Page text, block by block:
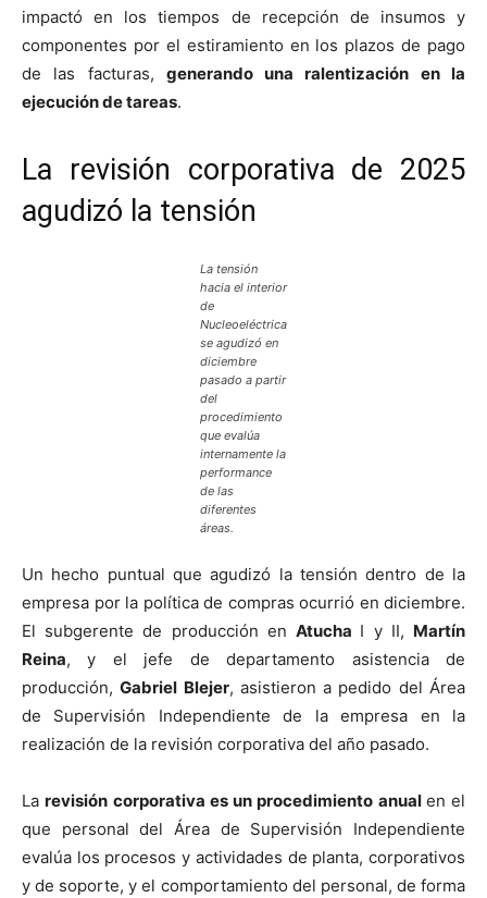
impactó en los tiempos de recepción de insumos y
componentes por el estiramiento en los plazos de pago
de las facturas, generando una ralentización en la
ejecución de tareas.
La revisión corporativa de 2025
agudizó la tensión
La tensión
hacia el interior
de
Nucleoeléctrica
se agudizó en
diciembre
pasado a partir
del
procedimiento
que evalúa
internamente la
performance
de las
diferentes
áreas.
Un hecho puntual que agudizó la tensión dentro de la
empresa por la política de compras ocurrió en diciembre.
El subgerente de producción enAtucha I y II, Martín
Reina, y el jefe de departamento asistencia de
producción,Gabriel Blejer, asistieron a pedido del Área
de Supervisión Independiente de la empresa en la
realización de la revisión corporativa del año pasado.
Larevisión corporativa es un procedimiento anual en el
que personal del Área de Supervisión Independiente
evalúa los procesos y actividades de planta, corporativos
y de soporte, y el comportamiento del personal, de forma